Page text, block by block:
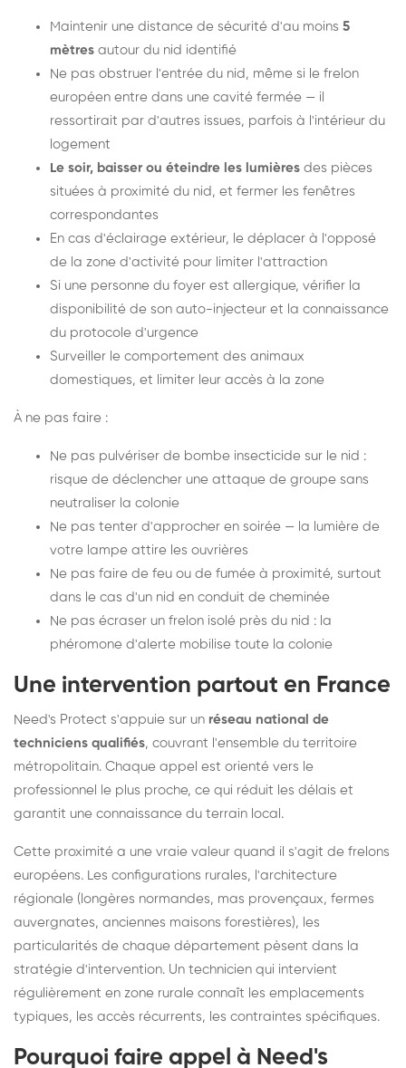
Maintenir une distance de sécurité d'au moins 5
mètres autour du nid identifié
Ne pas obstruer l'entrée du nid, même si le frelon
européen entre dans une cavité fermée — il
ressortirait par d'autres issues, parfois à l'intérieur du
logement
Le soir, baisser ou éteindre les lumières des pièces
situées à proximité du nid, et fermer les fenêtres
correspondantes
En cas d'éclairage extérieur, le déplacer à l'opposé
de la zone d'activité pour limiter l'attraction
Si une personne du foyer est allergique, vérifier la
disponibilité de son auto-injecteur et la connaissance
du protocole d'urgence
Surveiller le comportement des animaux
domestiques, et limiter leur accès à la zone
À ne pas faire :
Ne pas pulvériser de bombe insecticide sur le nid :
risque de déclencher une attaque de groupe sans
neutraliser la colonie
Ne pas tenter d'approcher en soirée — la lumière de
votre lampe attire les ouvrières
Ne pas faire de feu ou de fumée à proximité, surtout
dans le cas d'un nid en conduit de cheminée
Ne pas écraser un frelon isolé près du nid : la
phéromone d'alerte mobilise toute la colonie
Une intervention partout en France
Need's Protect s'appuie sur un réseau national de
techniciens qualifiés, couvrant l'ensemble du territoire
métropolitain. Chaque appel est orienté vers le
professionnel le plus proche, ce qui réduit les délais et
garantit une connaissance du terrain local.
Cette proximité a une vraie valeur quand il s'agit de frelons
européens. Les configurations rurales, l'architecture
régionale (longères normandes, mas provençaux, fermes
auvergnates, anciennes maisons forestières), les
particularités de chaque département pèsent dans la
stratégie d'intervention. Un technicien qui intervient
régulièrement en zone rurale connaît les emplacements
typiques, les accès récurrents, les contraintes spécifiques.
Pourquoi faire appel à Need's